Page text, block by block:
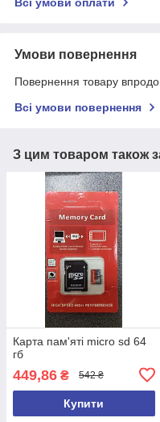
Всі умови оплати
Умови повернення
Повернення товару
Всі умови повернення
З цим товаром також
Карта пам'яті micro sd 64
гб
449,86 ₴ 542 ₴
Купити